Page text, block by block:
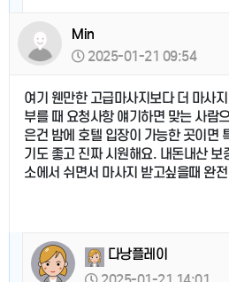
Min
2025-01-21 09:54
여기 웬만한 고급마사지보다 더 마사
부를 때 요청사항 얘기하면 맞는 사람
은건 밤에 호텔 입장이 가능한 곳이면
기도 좋고 진짜 시원해요. 내돈내산
소에서 쉬면서 마사지 받고싶을때 완
다낭플레이